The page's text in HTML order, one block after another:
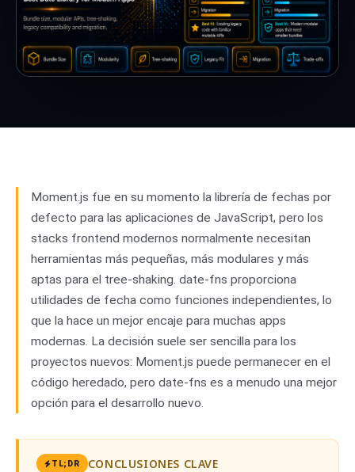
Moment.js fue en su momento la librería de fechas por
defecto para las aplicaciones de JavaScript, pero los
stacks frontend modernos normalmente necesitan
herramientas más pequeñas, más modulares y más
aptas para el tree-shaking. date-fns proporciona
utilidades de fecha como funciones independientes, lo
que la hace un mejor encaje para muchas apps
modernas. La decisión suele ser sencilla para los
proyectos nuevos: Moment.js puede permanecer en el
código heredado, pero date-fns es a menudo una mejor
opción para el desarrollo nuevo.
TL;DR CONCLUSIONES CLAVE